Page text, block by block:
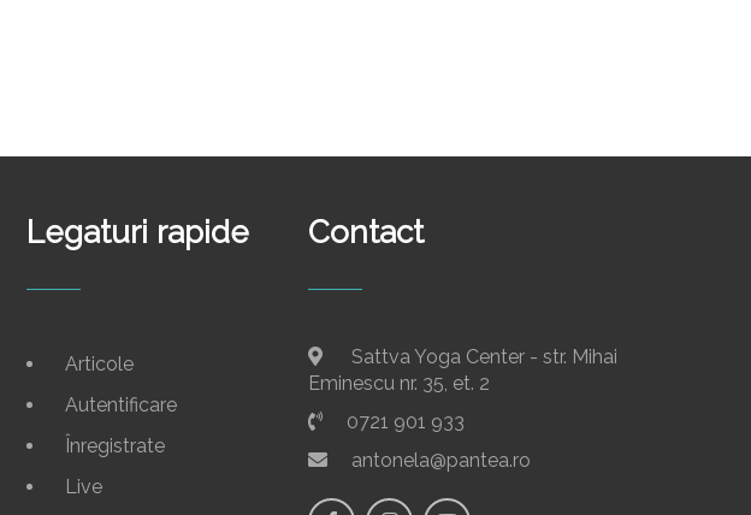
Legaturi rapide
Articole
Autentificare
Înregistrate
Live
Contact
Sattva Yoga Center - str. Mihai
Eminescu nr. 35, et. 2
0721 901 933
antonela@pantea.ro